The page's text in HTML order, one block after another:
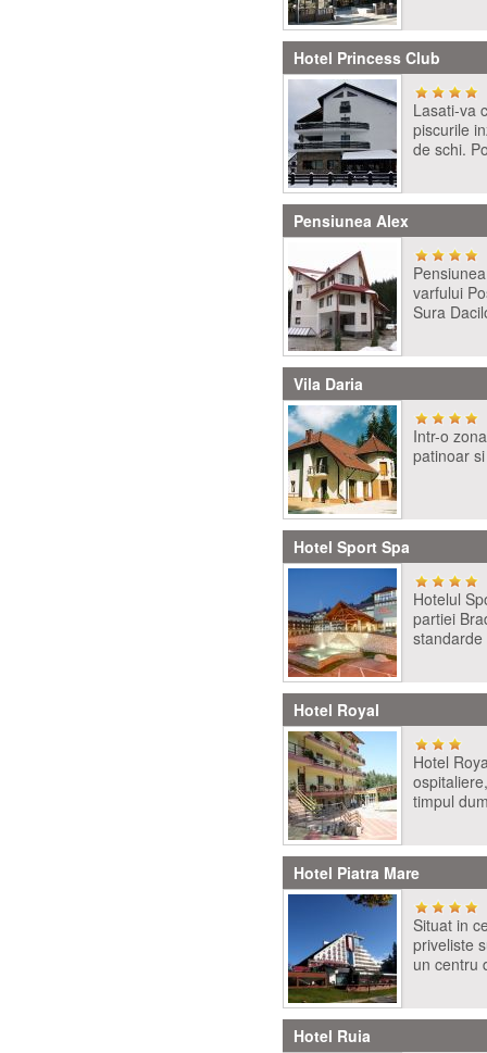
Hotel Princess Club
Lasati-va
piscurile
de schi.
Pensiunea Alex
varfului
Sura
Vila Daria
Intr-o
patinoar
Hotel Sport Spa
Hotelul
partiei
Hotel Royal
Hotel
timpul
Hotel Piatra Mare
Situat in
priveliste
un centru
Hotel Ruia